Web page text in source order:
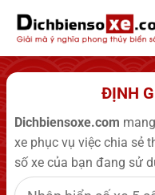
qua
nội
dung
ĐỊNH
Dichbiensoxe.com
xe phục vụ việc chia sẻ
số xe của bạn đang sử